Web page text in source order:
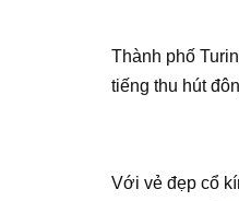
Thành phố
tiếng thu hút
Với vẻ đẹp cổ